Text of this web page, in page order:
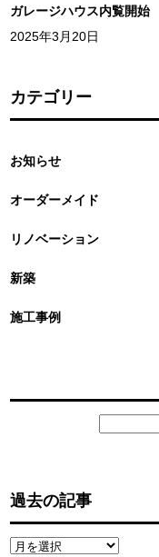
ガレージハウス内覧開始
2025年3月20日
カテゴリー
お知らせ
オーダーメイド
リノベーション
新築
施工事例
過去の記事
過